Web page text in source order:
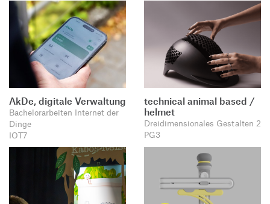
AkDe, digitale Verwaltung
Bachelorarbeiten Internet der
Dinge
IOT7
technical animal based /
helmet
Dreidimensionales Gestalten 2
PG3